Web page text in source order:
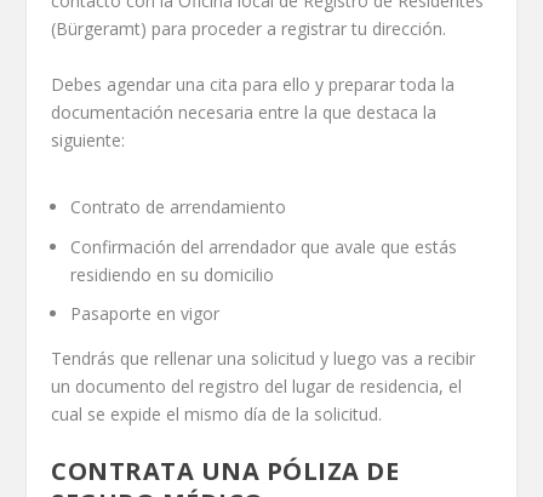
(Bürgeramt) para proceder a registrar tu dirección.
Debes agendar una cita para ello y preparar toda la
documentación necesaria entre la que destaca la
siguiente:
Contrato de arrendamiento
Confirmación del arrendador que avale que estás
residiendo en su domicilio
Pasaporte en vigor
Tendrás que rellenar una solicitud y luego vas a recibir
un documento del registro del lugar de residencia, el
cual se expide el mismo día de la solicitud.
CONTRATA UNA PÓLIZA DE